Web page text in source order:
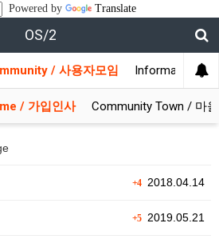
Powered by Translate
OS/2
/ 사용자모임 Information /
/ 가입인사 Community Town / 마
+42018.04.14
+52019.05.21